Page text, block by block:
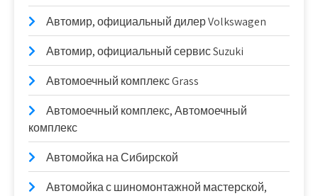
Автомир, официальный дилер Volkswagen
Автомир, официальный сервис Suzuki
Автомоечный комплекс Grass
Автомоечный комплекс, Автомоечный
комплекс
Автомойка на Сибирской
Автомойка с шиномонтажной мастерской,